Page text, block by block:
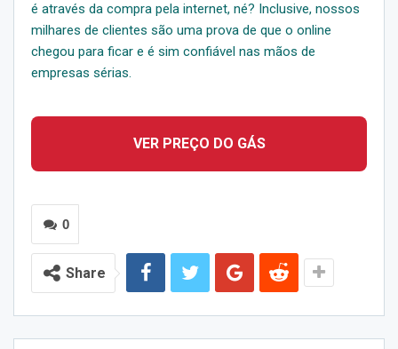
é através da compra pela internet, né? Inclusive, nossos
milhares de clientes são uma prova de que o online
chegou para ficar e é sim confiável nas mãos de
empresas sérias.
VER PREÇO DO GÁS
0
Share